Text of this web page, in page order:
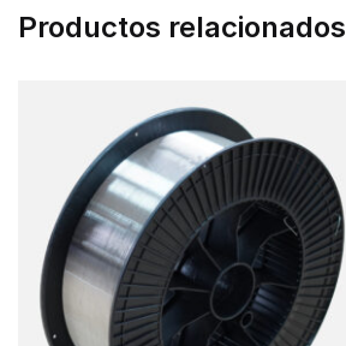
Productos relacionados